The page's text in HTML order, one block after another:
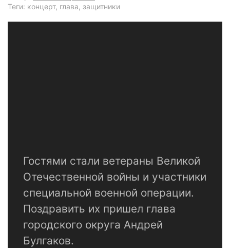
Теги: концерт, глава, защитники
Гостями стали ветераны Великой
Отечественной войны и участники
специальной военной операции.
Поздравить их пришел глава
городского округа Андрей
Булгаков.